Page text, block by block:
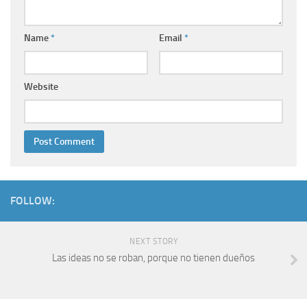
Name* Email *
Website
FOLLOW:
NEXT STORY
Las ideas no se roban, porque no tienen dueños